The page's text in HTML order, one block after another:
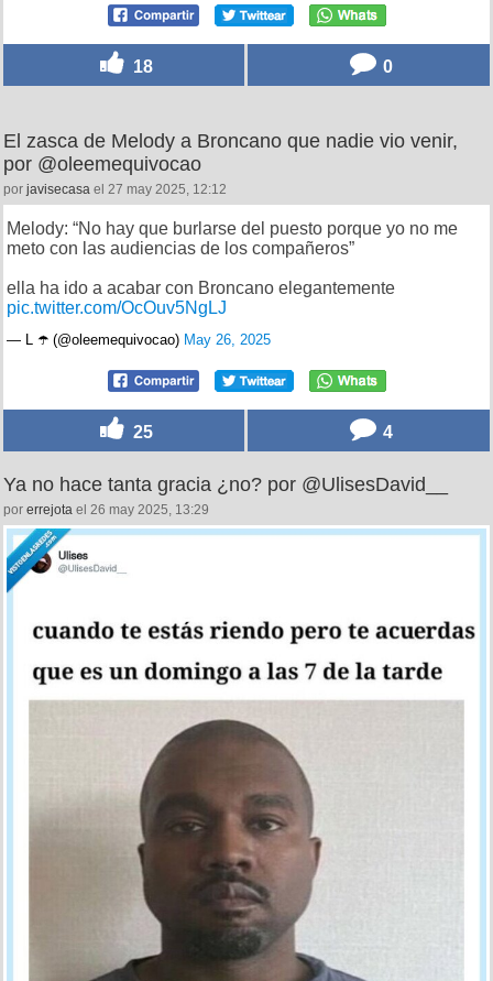
18 0
El zasca de Melody a Broncano que nadie vio venir,
por @oleemequivocao
por javisecasa el 27 may 2025, 12:12
Melody: “No hay que burlarse del puesto porque yo no me
meto con las audiencias de los compañeros”
ella ha ido a acabar con Broncano elegantemente
pic.twitter.com/OcOuv5NgLJ
— L ☂️ (@oleemequivocao) May 26, 2025
25 4
Ya no hace tanta gracia ¿no? por @UlisesDavid__
por errejota el 26 may 2025, 13:29